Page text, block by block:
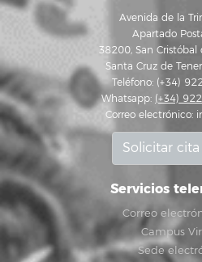
Avenida de la
Apartado
38200, San Cristóbal
Santa Cruz de
Teléfono: (+34)
Whatsapp: (+34)
Correo electrónico:
Solicitar
Servicios
Correo
Campus
Sede